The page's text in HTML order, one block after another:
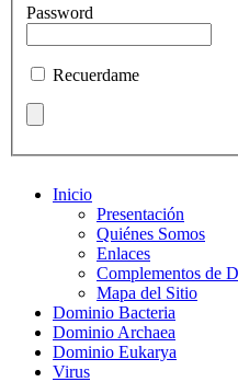
Password
Recuerdame
Inicio
Presentación
Quiénes Somos
Enlaces
Complementos de
Mapa del Sitio
Dominio Bacteria
Dominio Archaea
Dominio Eukarya
Virus